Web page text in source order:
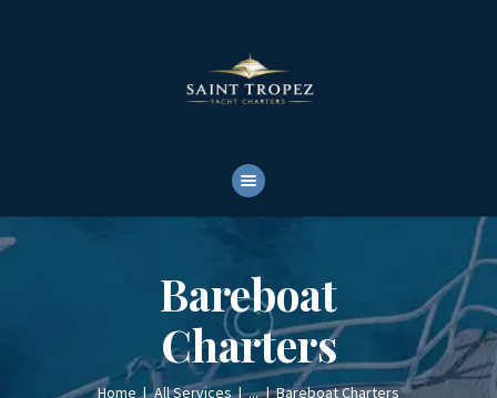
Bareboat
Charters
Home All Services ... Bareboat Charters
YACHTS RENTALS
YACHT CHARTERS